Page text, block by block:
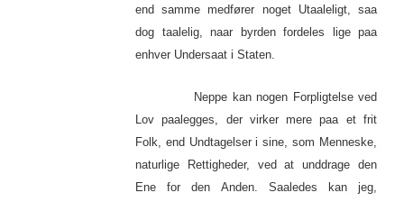
end samme medfører noget Utaaleligt, saa
dog taalelig, naar byrden fordeles lige paa
enhver Undersaat i Staten.
Neppe kan nogen Forpligtelse ved
Lov paalegges, der virker mere paa et frit
Folk, end Undtagelser i sine, som Menneske,
naturlige Rettigheder, ved at unddrage den
Ene for den Anden. Saaledes kan jeg,